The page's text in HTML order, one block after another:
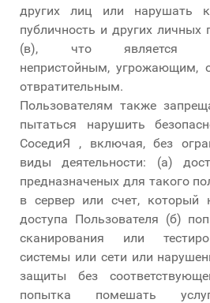
других лиц или нарушать
публичность и других личных
(в), что является
непристойным, угрожающим,
отвратительным.
Пользователям также
пытаться нарушить
СоседиЯ , включая, без
виды деятельности: (а)
предназначеных для такого
в сервер или счет, который
доступа Пользователя (б)
сканирования или
системы или сети или
защиты без
попытка помешать